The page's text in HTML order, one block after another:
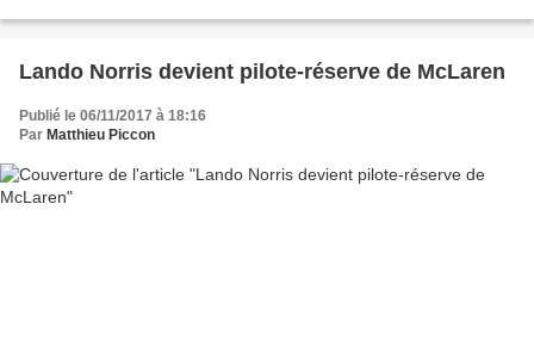
Lando Norris devient pilote-réserve de McLaren
Publié le 06/11/2017 à 18:16
Par Matthieu Piccon